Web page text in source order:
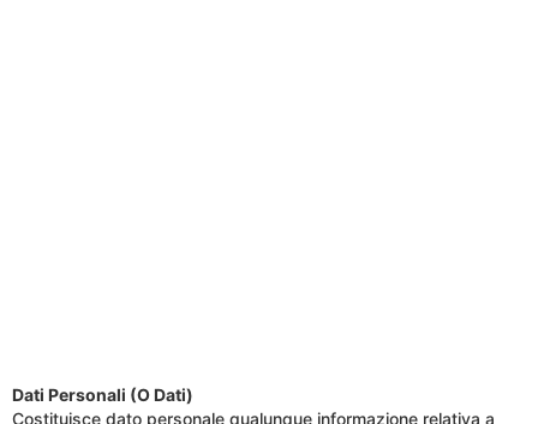
Dati Personali (O Dati)
Costituisce dato personale qualunque informazione relativa a